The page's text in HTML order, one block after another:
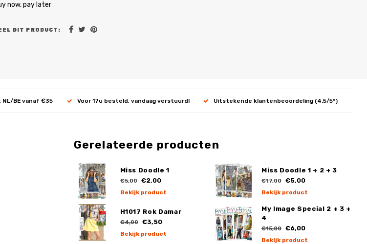
now, pay later
DIT PRODUCT:
BE vanaf €35 Voor 17u besteld, vandaag verstuurd! Uitstekende klantenbeoordeling (4.5/5*)
Gerelateerde producten
Miss Doodle 1
€5,00 €2,00
Bekijk product
Miss Doodle 1 + 2 + 3
€17,00 €5,00
Bekijk product
H1017 Rok Damar
€4,00 €3,50
Bekijk product
My Image Special 2 + 3 +
4
€15,00 €6,00
Bekijk product